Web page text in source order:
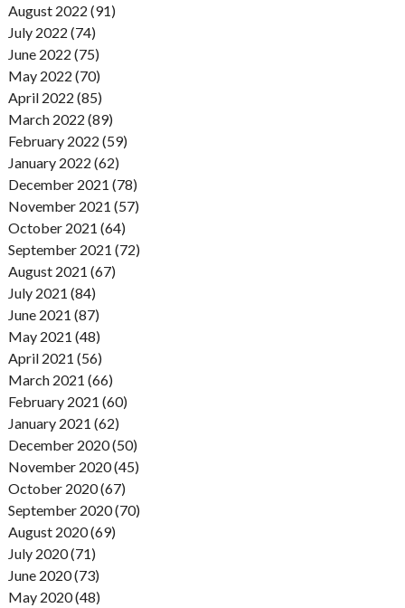
August 2022 (91)
July 2022 (74)
June 2022 (75)
May 2022 (70)
April 2022 (85)
March 2022 (89)
February 2022 (59)
January 2022 (62)
December 2021 (78)
November 2021 (57)
October 2021 (64)
September 2021 (72)
August 2021 (67)
July 2021 (84)
June 2021 (87)
May 2021 (48)
April 2021 (56)
March 2021 (66)
February 2021 (60)
January 2021 (62)
December 2020 (50)
November 2020 (45)
October 2020 (67)
September 2020 (70)
August 2020 (69)
July 2020 (71)
June 2020 (73)
May 2020 (48)